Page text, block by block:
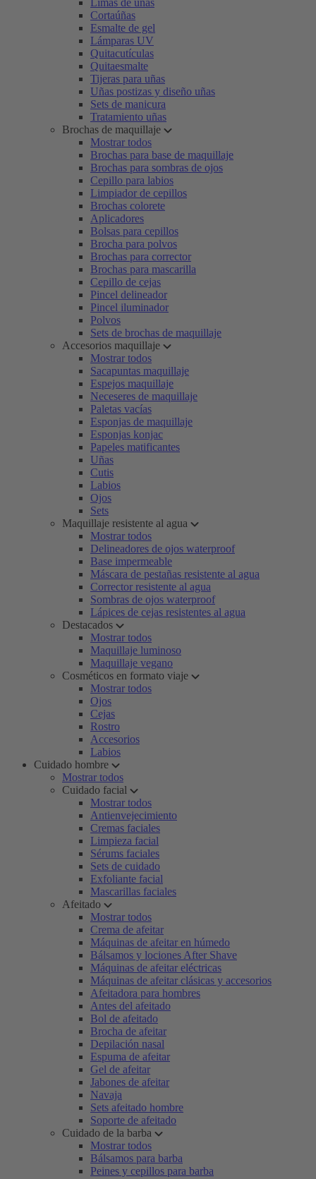
Limas de uñas
Cortaúñas
Esmalte de gel
Lámparas UV
Quitacutículas
Quitaesmalte
Tijeras para uñas
Uñas postizas y diseño uñas
Sets de manicura
Tratamiento uñas
Brochas de maquillaje
Mostrar todos
Brochas para base de maquillaje
Brochas para sombras de ojos
Cepillo para labios
Limpiador de cepillos
Brochas colorete
Aplicadores
Bolsas para cepillos
Brocha para polvos
Brochas para corrector
Brochas para mascarilla
Cepillo de cejas
Pincel delineador
Pincel iluminador
Polvos
Sets de brochas de maquillaje
Accesorios maquillaje
Mostrar todos
Sacapuntas maquillaje
Espejos maquillaje
Neceseres de maquillaje
Paletas vacías
Esponjas de maquillaje
Esponjas konjac
Papeles matificantes
Uñas
Cutis
Labios
Ojos
Sets
Maquillaje resistente al agua
Mostrar todos
Delineadores de ojos waterproof
Base impermeable
Máscara de pestañas resistente al agua
Corrector resistente al agua
Sombras de ojos waterproof
Lápices de cejas resistentes al agua
Destacados
Mostrar todos
Maquillaje luminoso
Maquillaje vegano
Cosméticos en formato viaje
Mostrar todos
Ojos
Cejas
Rostro
Accesorios
Labios
Cuidado hombre
Mostrar todos
Cuidado facial
Mostrar todos
Antienvejecimiento
Cremas faciales
Limpieza facial
Sérums faciales
Sets de cuidado
Exfoliante facial
Mascarillas faciales
Afeitado
Mostrar todos
Crema de afeitar
Máquinas de afeitar en húmedo
Bálsamos y lociones After Shave
Máquinas de afeitar eléctricas
Máquinas de afeitar clásicas y accesorios
Afeitadora para hombres
Antes del afeitado
Bol de afeitado
Brocha de afeitar
Depilación nasal
Espuma de afeitar
Gel de afeitar
Jabones de afeitar
Navaja
Sets afeitado hombre
Soporte de afeitado
Cuidado de la barba
Mostrar todos
Bálsamos para barba
Peines y cepillos para barba